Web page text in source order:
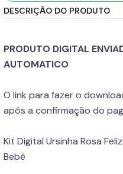
DESCRIÇÃO DO PRODUTO
PRODUTO DIGITAL
AUTOMATICO
O link para fazer o
após a confirmação do
Kit Digital Ursinha Rosa
Bebê